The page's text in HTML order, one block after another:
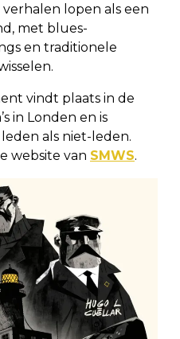
verhalen lopen als een
met blues-
en traditionele
vindt plaats in de
in Londen en is
als niet-leden.
website van SMWS.